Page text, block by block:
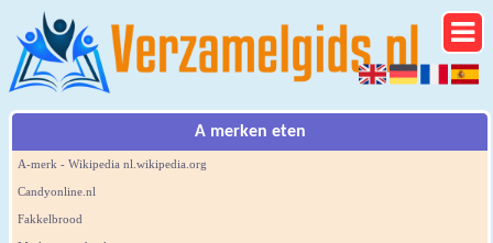
A merken eten
A-merk - Wikipedia nl.wikipedia.org
Candyonline.nl
Fakkelbrood